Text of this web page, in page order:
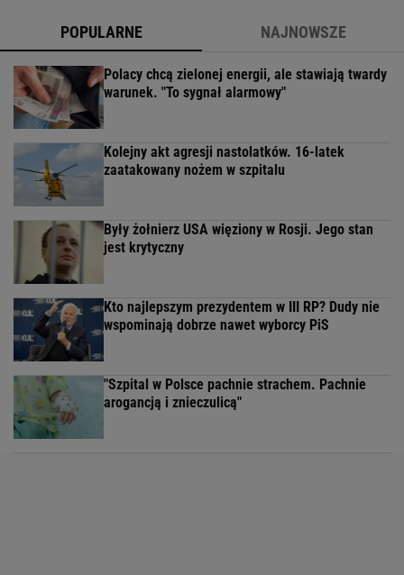
POPULARNE NAJNOWSZE
Polacy chcą zielonej energii, ale stawiają twardy
warunek. "To sygnał alarmowy"
Kolejny akt agresji nastolatków. 16-latek
zaatakowany nożem w szpitalu
Były żołnierz USA więziony w Rosji. Jego stan
jest krytyczny
Kto najlepszym prezydentem w III RP? Dudy nie
wspominają dobrze nawet wyborcy PiS
"Szpital w Polsce pachnie strachem. Pachnie
arogancją i znieczulicą"